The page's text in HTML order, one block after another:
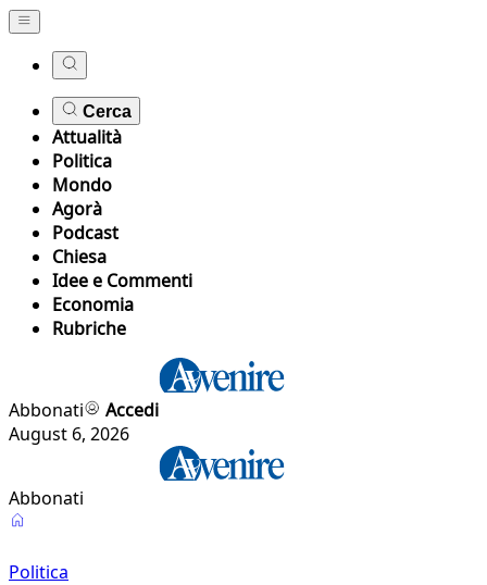
Cerca
Attualità
Politica
Mondo
Agorà
Podcast
Chiesa
Idee e Commenti
Economia
Rubriche
Abbonati
Accedi
August 6, 2026
Abbonati
Politica